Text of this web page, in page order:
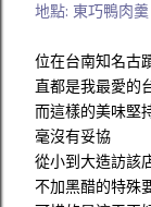
地點: 東巧鴨肉羹
位在台南知名古
直都是我最愛的
而這樣的美味堅
毫沒有妥協
從小到大造訪該
不加黑醋的特殊